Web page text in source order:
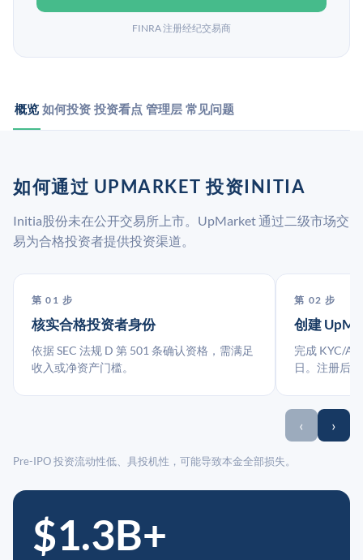
FINRA 注册经纪交易商
概览 如何投资 投资看点 管理层 常见问题
如何通过 UPMARKET 投资INITIA
Initia股份未在公开交易所上市。UpMarket 通过二级市场交
易为合格投资者提供投资渠道。
第 01 步
核实合格投资者身份
依据 SEC 法规 D 第 501 条确认资格，需满足
收入或净资产门槛。
第 02 步
创建
完成 KYC/
日。注册后
‹ ›
Pre-IPO 投资流动性低、具投机性，可能导致本金全部损失。
$1.3B+